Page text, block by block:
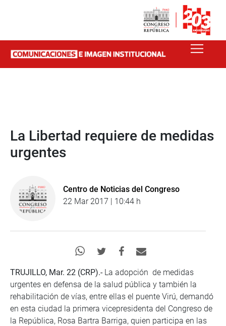
La Libertad requiere de medidas
urgentes
Centro de Noticias del Congreso
22 Mar 2017 | 10:44 h
TRUJILLO, Mar. 22 (CRP).-La adopción de medidas
urgentes en defensa de la salud pública y también la
rehabilitación de vías, entre ellas el puente Virú, demandó
en esta ciudad la primera vicepresidenta del Congreso de
la República, Rosa Bartra Barriga, quien participa en las